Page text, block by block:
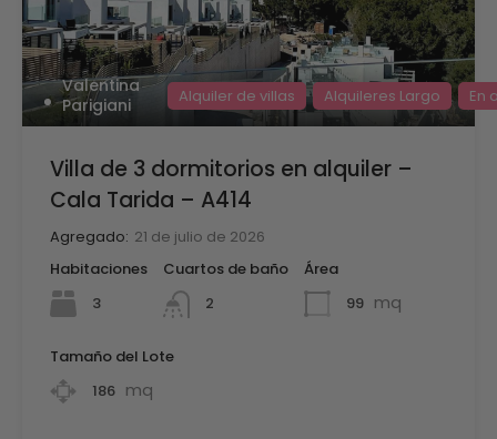
Valentina
Parigiani
Alquiler de villas Alquileres Largo En
Villa de 3 dormitorios en alquiler –
Cala Tarida – A414
Agregado: 21 de julio de 2026
Habitaciones
3
Cuartos de baño
2
Área
99 mq
Tamaño del Lote
186 mq